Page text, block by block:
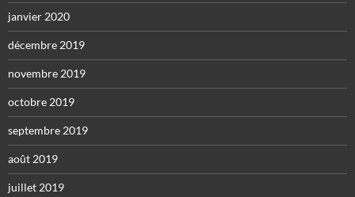
janvier 2020
décembre 2019
novembre 2019
octobre 2019
septembre 2019
août 2019
juillet 2019